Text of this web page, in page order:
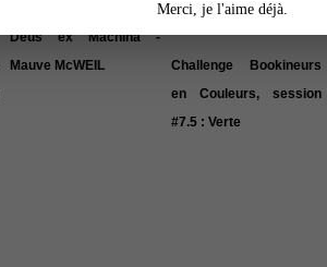
Deus ex Machina -
Mauve McWEIL
Challenge Bookineurs
en Couleurs, session
#7.5 : Verte
Merci, je l'aime déjà.